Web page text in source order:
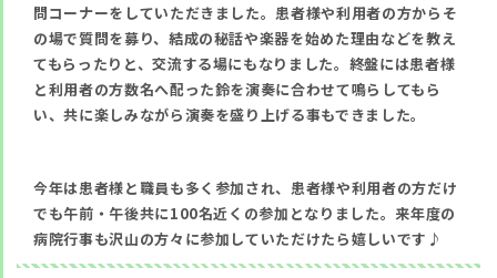
問コーナーをしていただきました。患者様や利用者の方からそ
の場で質問を募り、結成の秘話や楽器を始めた理由などを教え
てもらったりと、交流する場にもなりました。終盤には患者様
と利用者の方数名へ配った鈴を演奏に合わせて鳴らしてもら
い、共に楽しみながら演奏を盛り上げる事もできました。
今年は患者様と職員も多く参加され、患者様や利用者の方だけ
でも午前・午後共に100名近くの参加となりました。来年度の
病院行事も沢山の方々に参加していただけたら嬉しいです♪